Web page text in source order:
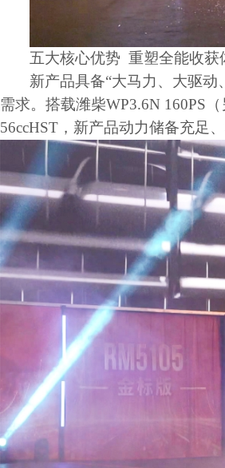
五大核心优势 重塑全能收获
新产品具备“大马力、大驱动
需求。搭载潍柴WP3.6N 160PS
56ccHST ，新产品动力储备充足